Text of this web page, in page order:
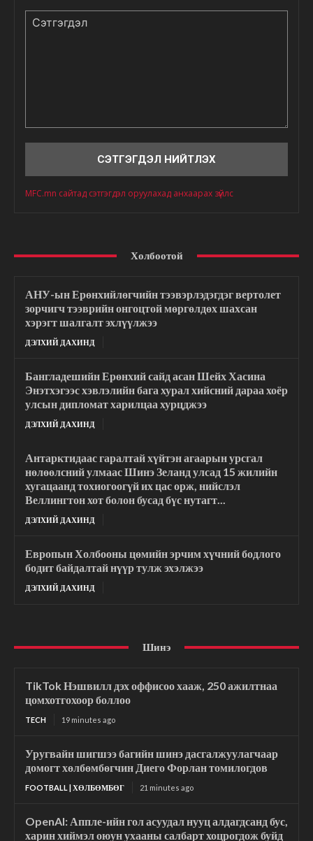
MFC.mn сайтад сэтгэгдэл оруулахад анхаарах зүйлс
Холбоотой
АНУ-ын Ерөнхийлөгчийн тээвэрлэдэгдэг вертолет
зорчигч тээврийн онгоцтой мөргөлдөх шахсан
хэрэгт шалгалт эхлүүлжээ
ДЭЛХИЙ ДАХИНД
Бангладешийн Ерөнхий сайд асан Шейх Хасина
Энэтхэгээс хэвлэлийн бага хурал хийсний дараа хоёр
улсын дипломат харилцаа хурцджээ
ДЭЛХИЙ ДАХИНД
Антарктидаас гаралтай хүйтэн агаарын урсгал
нөлөөлсний улмаас Шинэ Зеланд улсад 15 жилийн
хугацаанд тохиогоогүй их цас орж, нийслэл
Веллингтон хот болон бусад бүс нутагт...
ДЭЛХИЙ ДАХИНД
Европын Холбооны цөмийн эрчим хүчний бодлого
бодит байдалтай нүүр тулж эхэлжээ
ДЭЛХИЙ ДАХИНД
Шинэ
TikTok Нэшвилл дэх оффисоо хааж, 250 ажилтнаа
цомхотгохоор боллоо
TECH 19 minutes ago
Уругвайн шигшээ багийн шинэ дасгалжуулагчаар
домогт хөлбөмбөгчин Диего Форлан томилогдов
FOOTBALL | ХӨЛБӨМБӨГ 21 minutes ago
OpenAI: Аппле-ийн гол асуудал нууц алдагдсанд бус,
харин хиймэл оюун ухааны салбарт хоцрогдож буйд